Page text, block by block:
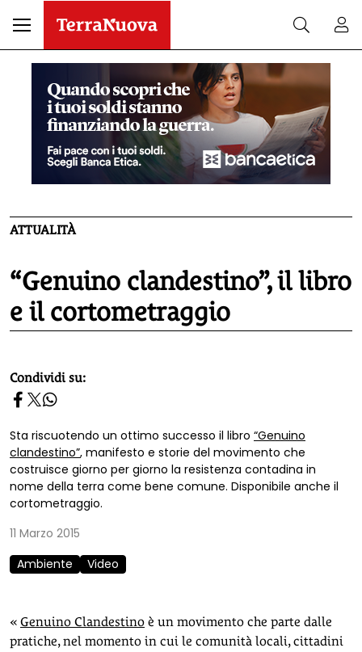
ATTUALITÀ
“Genuino clandestino”, il libro
e il cortometraggio
homepage h2
Condividi su:
Sta riscuotendo un ottimo successo il libro “Genuino
clandestino”, manifesto e storie del movimento che
costruisce giorno per giorno la resistenza contadina in
nome della terra come bene comune. Disponibile anche il
cortometraggio.
11 Marzo 2015
Ambiente
Video
« Genuino Clandestino è un movimento che parte dalle
pratiche, nel momento in cui le comunità locali, cittadini